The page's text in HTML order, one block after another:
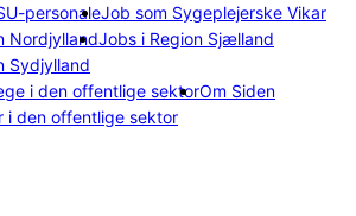
personaleJob som Sygeplejerske Vikar
NordjyllandJobs i Region Sjælland
Sydjylland
i den offentlige sektorOm Siden
i den offentlige sektor